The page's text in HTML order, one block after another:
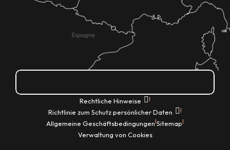
Rechtliche Hinweise |
Richtlinie zum Schutz persönlicher Daten |
Allgemeine Geschäftsbedingungen|Sitemap|
Verwaltung von Cookies